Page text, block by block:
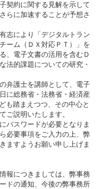
契約に関する見解を示して
らに加速することが予想さ
志により「デジタルトラン
ーム（ＤＸ対応ＰＴ）」を
、電子文書の活用を含むＤ
法的課題についての研究・
弁護士を講師として、電子
に総務省・法務省・経済産
も踏まえつつ、その中心と
ご説明いたします。
パスワードが必要となりま
必要事項をご入力の上、弊
ますようお願い申し上げま
報につきましては、弊事務
ドの通知、今後の弊事務所